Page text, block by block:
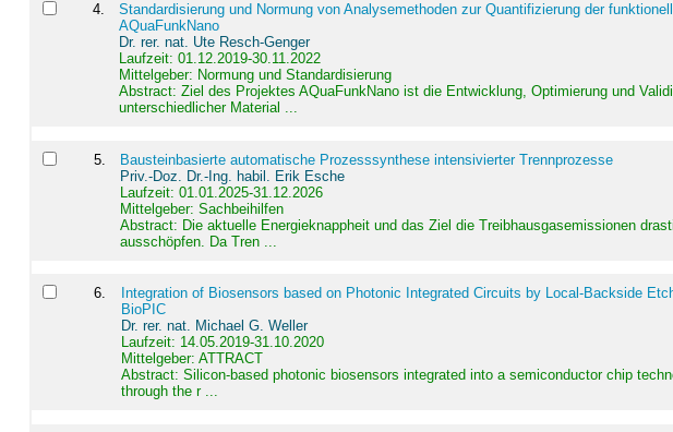
4.
Standardisierung und Normung von Analysemethoden zur Quantifizierung der
AQuaFunkNano
Dr. rer. nat. Ute Resch-Genger
Laufzeit: 01.12.2019-30.11.2022
Mittelgeber: Normung und Standardisierung
Abstract:Ziel des Projektes AQuaFunkNano ist die Entwicklung, Optimierung und
unterschiedlicher Material ...
5.
Bausteinbasierte automatische Prozesssynthese intensivierter Trennprozesse
Priv.-Doz. Dr.-Ing. habil. Erik Esche
Laufzeit: 01.01.2025-31.12.2026
Mittelgeber: Sachbeihilfen
Abstract: Die aktuelle Energieknappheit und das Ziel die Treibhausgasemissionen
ausschöpfen. Da Tren ...
6.
Integration of Biosensors based on Photonic Integrated Circuits by Local-Backside
BioPIC
Dr. rer. nat. Michael G. Weller
Laufzeit: 14.05.2019-31.10.2020
Mittelgeber: ATTRACT
Abstract: Silicon-based photonic biosensors integrated into a semiconductor chip
through the r ...